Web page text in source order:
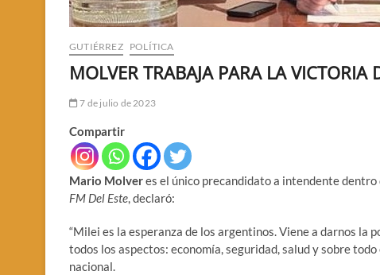
GUTIÉRREZ POLÍTICA
MOLVER TRABAJA PARA LA VICTORIA
7 de julio de 2023
Compartir
Mario Molveres el único precandidato a intendente dentro
FM Del Este, declaró:
“Milei es la esperanza de los argentinos. Viene a darnos la
todos los aspectos: economía, seguridad, salud y sobre
nacional.